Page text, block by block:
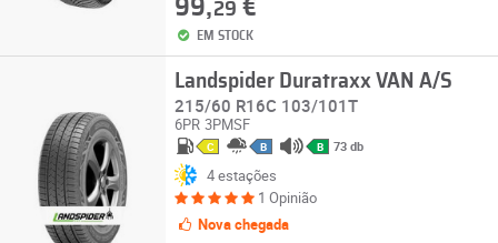
99,29 €
EM STOCK
Landspider Duratraxx VAN A/S
215/60 R16C 103/101T
6PR 3PMSF
C B B 73 db
4 estações
1 Opinião
Nova chegada